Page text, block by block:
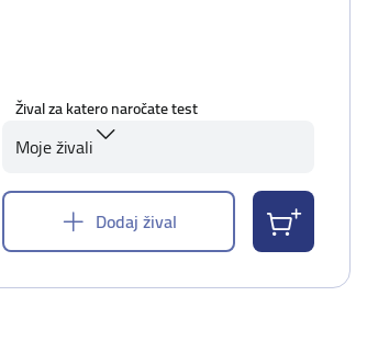
Žival za katero naročate test
Moje živali
Dodaj žival